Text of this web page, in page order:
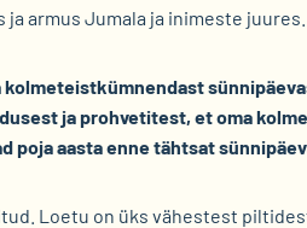
armus Jumala ja inimeste juures.
ja prohvetitest, et oma
poja aasta enne tähtsat
Loetu on üks vähestest